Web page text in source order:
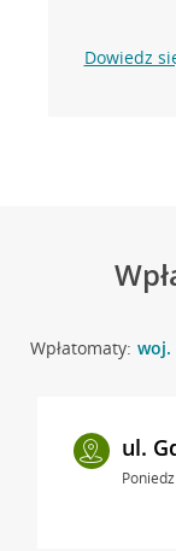
Dowiedz
Wpłatomaty: woj.
ul.